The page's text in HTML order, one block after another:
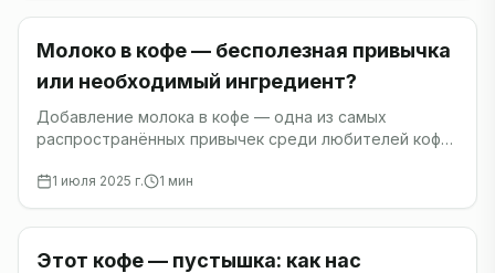
Кофе
Молоко в кофе — бесполезная привычка
или необходимый ингредиент?
Добавление молока в кофе — одна из самых
распространённых привычек среди любителей кофе
1 июля 2025 г. 1 мин
Кофе
Этот кофе — пустышка: как нас